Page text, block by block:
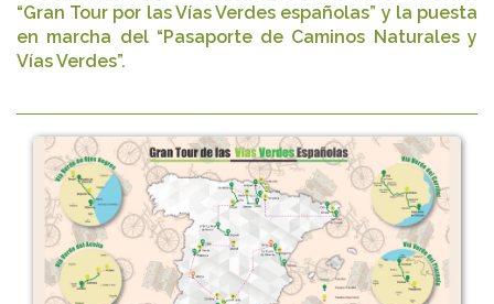
“Gran Tour por las Vías Verdes españolas” y la puesta
en marcha del “Pasaporte de Caminos Naturales y
Vías Verdes”.